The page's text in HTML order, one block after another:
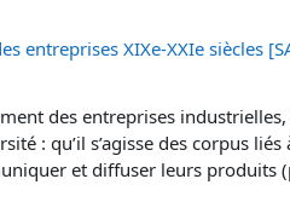
entreprises XIXe-XXIe siècles
des entreprises
: qu’il s’agisse des corpus
et diffuser leurs produits